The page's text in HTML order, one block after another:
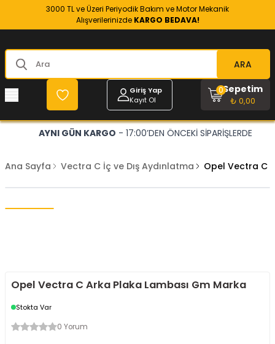
3000 TL ve Üzeri Periyodik Bakım ve Motor Mekanik
Alışverilerinizde KARGO BEDAVA!
ARA
Giriş Yap
Kayıt Ol
Sepetim
₺ 0,00
0
AYNI GÜN KARGO - 17:00’DEN ÖNCEKİ SİPARİŞLERDE
Ana Sayfa Vectra C İç ve Dış Aydınlatma Opel Vectra C
Opel Vectra C Arka Plaka Lambası Gm Marka
Stokta Var
0 Yorum